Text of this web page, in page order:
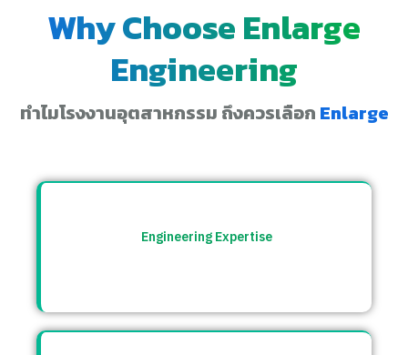
Why Choose Enlarge
Engineering
ทำไมโรงงานอุตสาหกรรม ถึงควรเลือก Enlarge
Engineering Expertise